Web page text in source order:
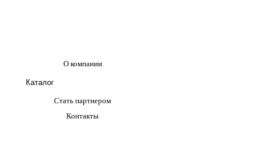
О компании
Каталог
Стать партнером
Контакты